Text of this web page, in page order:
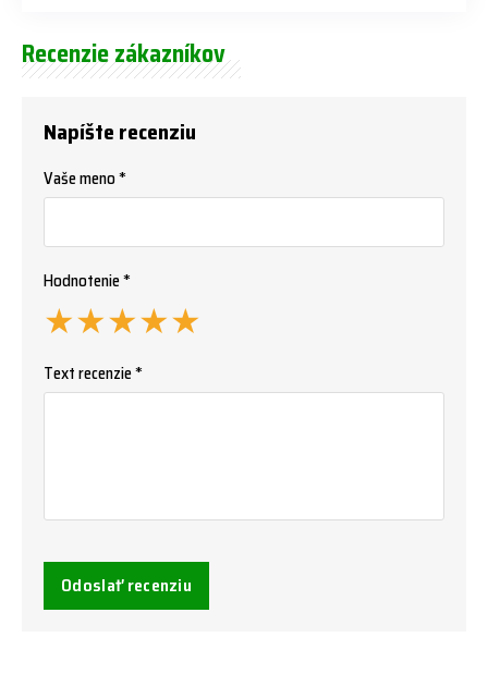
Recenzie zákazníkov
Napíšte recenziu
Vaše meno *
Hodnotenie *
★
★
★
★
★
Text recenzie *
Odoslať recenziu